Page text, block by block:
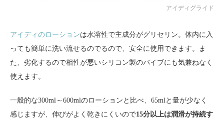
アイディグライド
アイディのローションは水溶性で主成分がグリセリン。体内に入
っても簡単に洗い流せるのでるので、安全に使用できます。ま
た、劣化するので相性が悪いシリコン製のバイブにも気兼ねなく
使えます。
一般的な300ml～600mlのローションと比べ、65mlと量が少なく
感じますが、伸びがよく乾きにくいので15分以上は潤滑が持続す